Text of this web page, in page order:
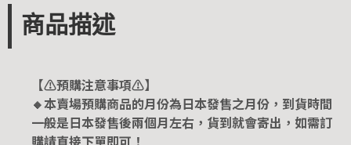
商品描述
【⚠️預購注意事項⚠️】
🔸本賣場預購商品的月份為日本發售之月份，到貨時間
一般是日本發售後兩個月左右，貨到就會寄出，如需訂
購請直接下單即可！